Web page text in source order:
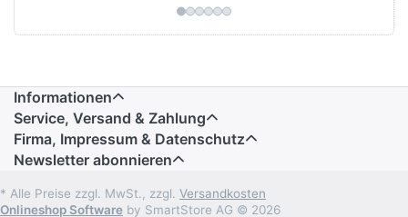
Informationen
Service, Versand & Zahlung
Firma, Impressum & Datenschutz
Newsletter abonnieren
* Alle Preise zzgl. MwSt., zzgl. Versandkosten
Onlineshop Software by SmartStore AG © 2026